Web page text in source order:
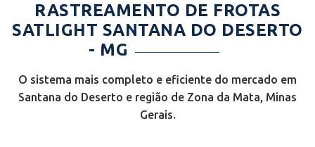
RASTREAMENTO DE FROTAS
SATLIGHT SANTANA DO DESERTO
- MG
O sistema mais completo e eficiente do mercado em
Santana do Deserto e região de Zona da Mata, Minas
Gerais.